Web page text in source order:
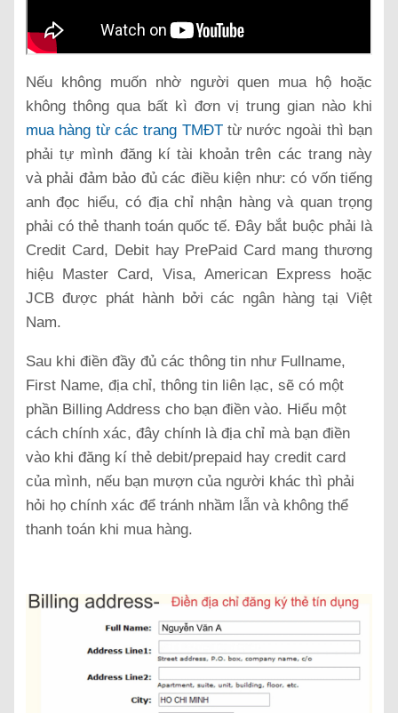
Nếu không muốn nhờ người quen mua hộ hoặc
không thông qua bất kì đơn vị trung gian nào khi
mua hàng từ các trang TMĐTtừ nước ngoài thì bạn
phải tự mình đăng kí tài khoản trên các trang này
và phải đảm bảo đủ các điều kiện như: có vốn tiếng
anh đọc hiểu, có địa chỉ nhận hàng và quan trọng
phải có thẻ thanh toán quốc tế. Đây bắt buộc phải là
Credit Card, Debit hay PrePaid Card mang thương
hiệu Master Card, Visa, American Express hoặc
JCB được phát hành bởi các ngân hàng tại Việt
Nam.
Sau khi điền đầy đủ các thông tin như Fullname,
First Name, địa chỉ, thông tin liên lạc, sẽ có một
phần Billing Address cho bạn điền vào. Hiểu một
cách chính xác, đây chính là địa chỉ mà bạn điền
vào khi đăng kí thẻ debit/prepaid hay credit card
của mình, nếu bạn mượn của người khác thì phải
hỏi họ chính xác để tránh nhầm lẫn và không thể
thanh toán khi mua hàng.